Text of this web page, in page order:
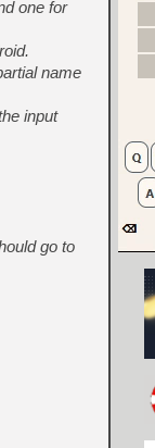
one for
name
input
go to